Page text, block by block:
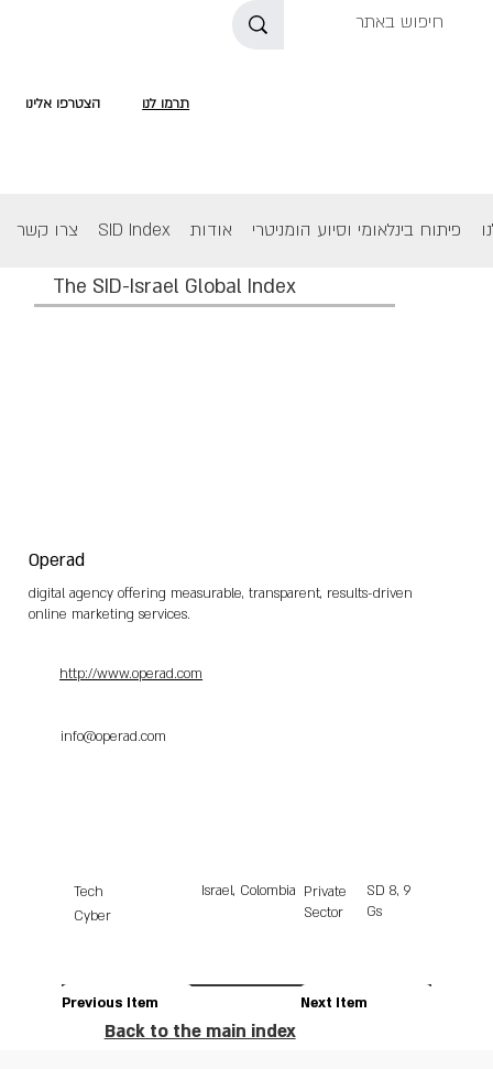
פיתוח בינלאומי וסיוע הומניטרי אודות SID Index צרו קשר
הצטרפו אלינו תרמו לנו
The SID-Israel Global Index
Operad
digital agency offering measurable, transparent, results-driven
online marketing services.
http://www.operad.com
info@operad.com
Next Item
Previous Item
Tech
Cyber
Israel, Colombia Private
Sector
SD
Gs
8, 9
Back to the main index